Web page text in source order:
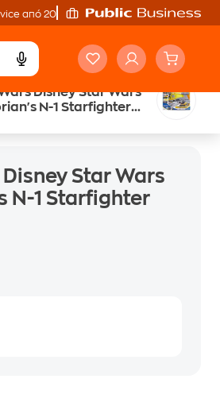
από 20'
Disney Star Wars
N-1 Starfighter
Star Wars
N-1 Starfighter